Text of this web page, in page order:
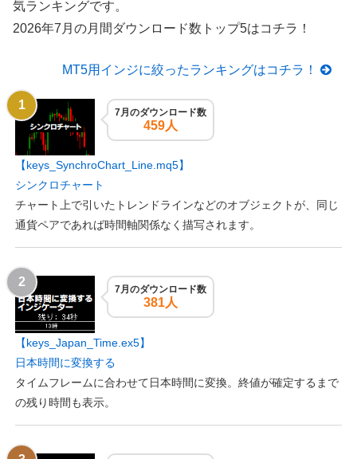
気ランキングです。
2026年7月の月間ダウンロード数トップ5はコチラ！
MT5用インジに絞ったランキングはコチラ！
【keys_SynchroChart_Line.mq5】
シンクロチャート
チャート上で引いたトレンドラインなどのオブジェクトが、同じ
通貨ペアであれば時間軸関係なく描写されます。
7月のダウンロード数
459人
【keys_Japan_Time.ex5】
日本時間に変換する
タイムフレームに合わせて日本時間に変換。終値が確定するまで
の残り時間も表示。
7月のダウンロード数
381人